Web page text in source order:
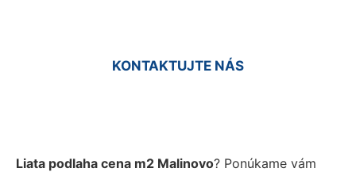
KONTAKTUJTE NÁS
Liata podlaha cena m2 Malinovo? Ponúkame vám